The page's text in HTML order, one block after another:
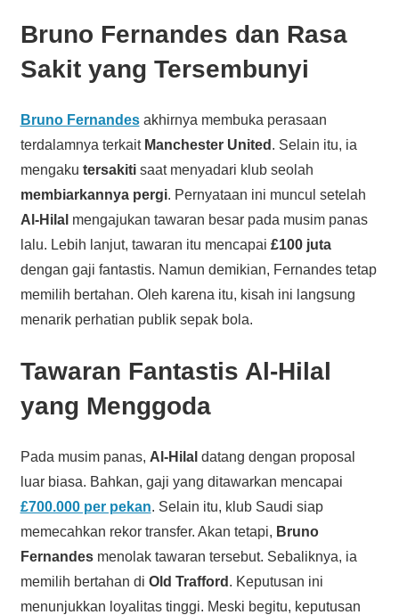
Bruno Fernandes dan Rasa
Sakit yang Tersembunyi
Bruno Fernandesakhirnya membuka perasaan
terdalamnya terkait Manchester United . Selain itu, ia
mengaku tersakitisaat menyadari klub seolah
membiarkannya pergi. Pernyataan ini muncul setelah
Al-Hilal mengajukan tawaran besar pada musim panas
lalu. Lebih lanjut, tawaran itu mencapai £100 juta
dengan gaji fantastis. Namun demikian, Fernandes tetap
memilih bertahan. Oleh karena itu, kisah ini langsung
menarik perhatian publik sepak bola.
Tawaran Fantastis Al-Hilal
yang Menggoda
Pada musim panas, Al-Hilal datang dengan proposal
luar biasa. Bahkan, gaji yang ditawarkan mencapai
£700.000 per pekan. Selain itu, klub Saudi siap
memecahkan rekor transfer. Akan tetapi, Bruno
Fernandesmenolak tawaran tersebut. Sebaliknya, ia
memilih bertahan di Old Trafford . Keputusan ini
menunjukkan loyalitas tinggi. Meski begitu, keputusan